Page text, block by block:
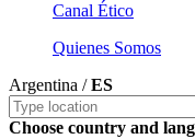
Canal Ético
Quienes Somos
Argentina /ES
Choose country and